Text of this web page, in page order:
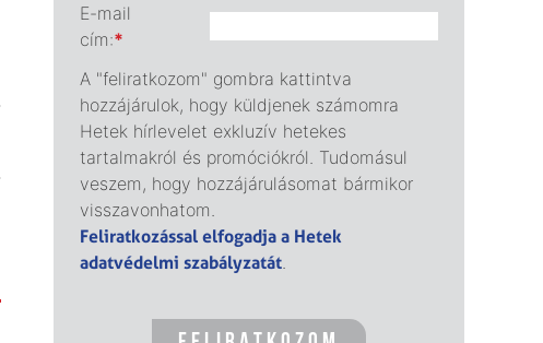
E-mail
cím:*
A "feliratkozom" gombra kattintva
hozzájárulok, hogy küldjenek számomra
Hetek hírlevelet exkluzív hetekes
tartalmakról és promóciókról. Tudomásul
veszem, hogy hozzájárulásomat bármikor
visszavonhatom.
Feliratkozással elfogadja a Hetek
adatvédelmi szabályzatát.